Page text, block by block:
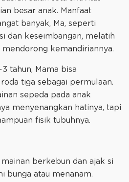
besar anak. Manfaat
banyak, Ma, seperti
dan keseimbangan, melatih
mendorong kemandiriannya.
tahun, Mama bisa
tiga sebagai permulaan.
sepeda pada anak
menyenangkan hatinya, tapi
fisik tubuhnya.
berkebun dan ajak si
bunga atau menanam.